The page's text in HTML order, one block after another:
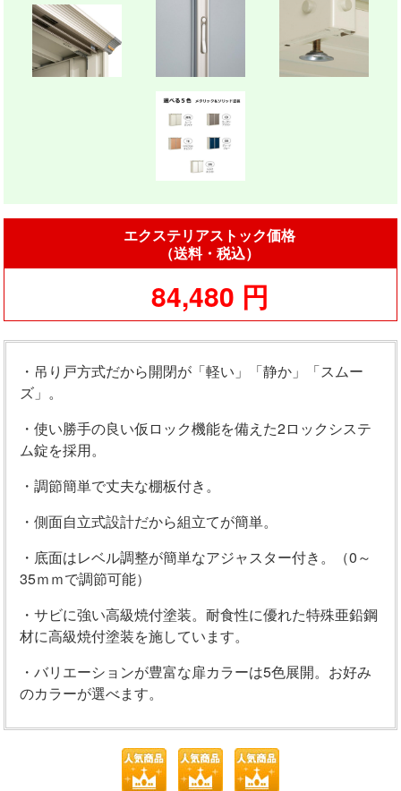
エクステリアストック価格
（送料・税込）
84,480 円
・吊り戸方式だから開閉が「軽い」「静か」「スムー
ズ」。
・使い勝手の良い仮ロック機能を備えた2ロックシステ
ム錠を採用。
・調節簡単で丈夫な棚板付き。
・側面自立式設計だから組立てが簡単。
・底面はレベル調整が簡単なアジャスター付き。（0～
35ｍｍで調節可能）
・サビに強い高級焼付塗装。耐食性に優れた特殊亜鉛鋼
材に高級焼付塗装を施しています。
・バリエーションが豊富な扉カラーは5色展開。お好み
のカラーが選べます。